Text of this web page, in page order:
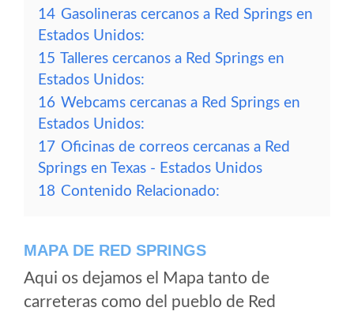
14 Gasolineras cercanos a Red Springs en
Estados Unidos:
15 Talleres cercanos a Red Springs en
Estados Unidos:
16 Webcams cercanas a Red Springs en
Estados Unidos:
17 Oficinas de correos cercanas a Red
Springs en Texas - Estados Unidos
18 Contenido Relacionado:
MAPA DE RED SPRINGS
Aqui os dejamos el Mapa tanto de
carreteras como del pueblo de Red